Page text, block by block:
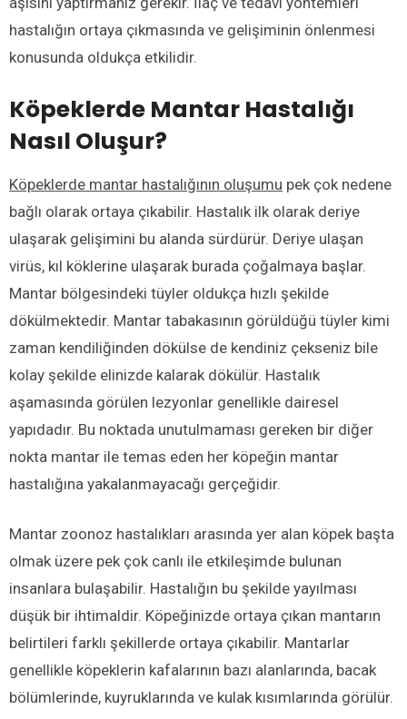
hastalığın ortaya çıkmasında ve gelişiminin önlenmesi
konusunda oldukça etkilidir.
Köpeklerde Mantar Hastalığı
Nasıl Oluşur?
Köpeklerde mantar hastalığının oluşumu pek çok nedene
bağlı olarak ortaya çıkabilir. Hastalık ilk olarak deriye
ulaşarak gelişimini bu alanda sürdürür. Deriye ulaşan
virüs, kıl köklerine ulaşarak burada çoğalmaya başlar.
Mantar bölgesindeki tüyler oldukça hızlı şekilde
dökülmektedir. Mantar tabakasının görüldüğü tüyler kimi
zaman kendiliğinden dökülse de kendiniz çekseniz bile
kolay şekilde elinizde kalarak dökülür. Hastalık
aşamasında görülen lezyonlar genellikle dairesel
yapıdadır. Bu noktada unutulmaması gereken bir diğer
nokta mantar ile temas eden her köpeğin mantar
hastalığına yakalanmayacağı gerçeğidir.
Mantar zoonoz hastalıkları arasında yer alan köpek başta
olmak üzere pek çok canlı ile etkileşimde bulunan
insanlara bulaşabilir. Hastalığın bu şekilde yayılması
düşük bir ihtimaldir. Köpeğinizde ortaya çıkan mantarın
belirtileri farklı şekillerde ortaya çıkabilir. Mantarlar
genellikle köpeklerin kafalarının bazı alanlarında, bacak
bölümlerinde, kuyruklarında ve kulak kısımlarında görülür.